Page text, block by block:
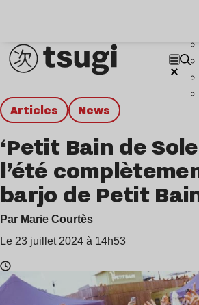
Articles news
‘Petit Bain de
l’été
barjo de Petit
Par Marie Courtès
Le 23 juillet 2024 à 14h53
Temps